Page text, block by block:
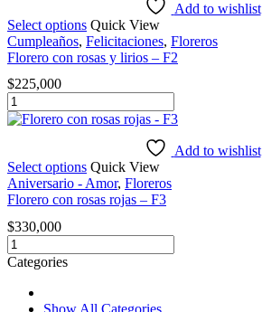
y
globo
-
cantidad
Add to wishlist
Select options Quick View
Cumpleaños, Felicitaciones, Floreros
Florero con rosas y lirios – F2
$225,000
Florero
con
lirios
-
F2
Add to wishlist
Select options Quick View
Aniversario - Amor, Floreros
Florero con rosas rojas – F3
$330,000
Florero
con
rosas
rojas
Categories
Show All Categories